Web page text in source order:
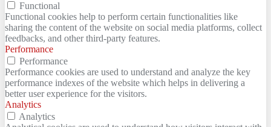
Functional
Functional cookies help to perform certain functionalities like
sharing the content of the website on social media platforms, collect
feedbacks, and other third-party features.
Performance
Performance
Performance cookies are used to understand and analyze the key
performance indexes of the website which helps in delivering a
better user experience for the visitors.
Analytics
Analytics